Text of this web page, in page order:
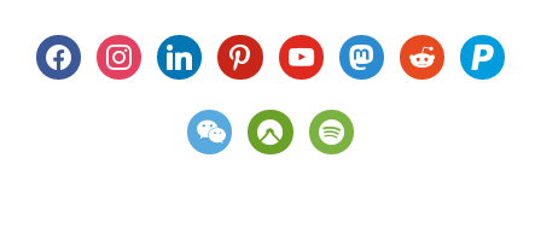
facebookinstagramlinkedinpinterestyoutubemastodon
reddit paypal
weixin komootspotify